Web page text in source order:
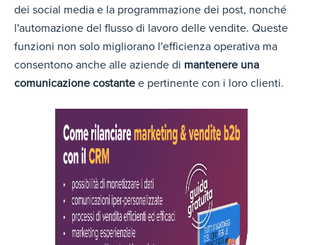
dei social media e la programmazione dei post, nonché
l'automazione del flusso di lavoro delle vendite. Queste
funzioni non solo migliorano l'efficienza operativa ma
consentono anche alle aziende di mantenere una
comunicazione costante e pertinente con i loro clienti.